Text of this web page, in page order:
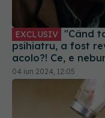
EXCLUSIV
psihiatru, a fost
acolo?! Ce, e
psihiatru!"
04 iun 2024, 12:05